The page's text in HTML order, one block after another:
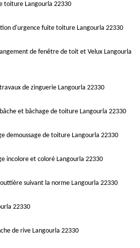
toiture Langourla 22330
d'urgence fuite toiture Langourla 22330
de fenêtre de toit et Velux Langourla
de zinguerie Langourla 22330
et bâchage de toiture Langourla 22330
demoussage de toiture Langourla 22330
incolore et coloré Langourla 22330
suivant la norme Langourla 22330
22330
de rive Langourla 22330